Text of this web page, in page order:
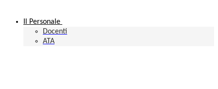
Il Personale
Docenti
ATA